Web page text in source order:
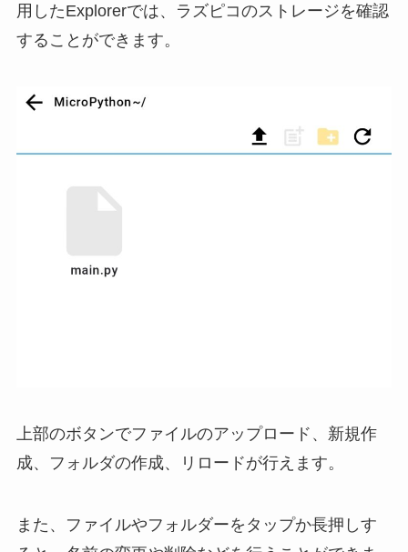
用したExplorerでは、ラズピコのストレージを確認
することができます。
上部のボタンでファイルのアップロード、新規作
成、フォルダの作成、リロードが行えます。
また、ファイルやフォルダーをタップか長押しす